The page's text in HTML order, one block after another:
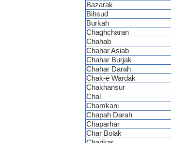
Bazarak
Bihsud
Burkah
Chaghcharan
Chahab
Chahar Asiab
Chahar Burjak
Chahar Darah
Chak-e Wardak
Chakhansur
Chal
Chamkani
Chapah Darah
Chaparhar
Char Bolak